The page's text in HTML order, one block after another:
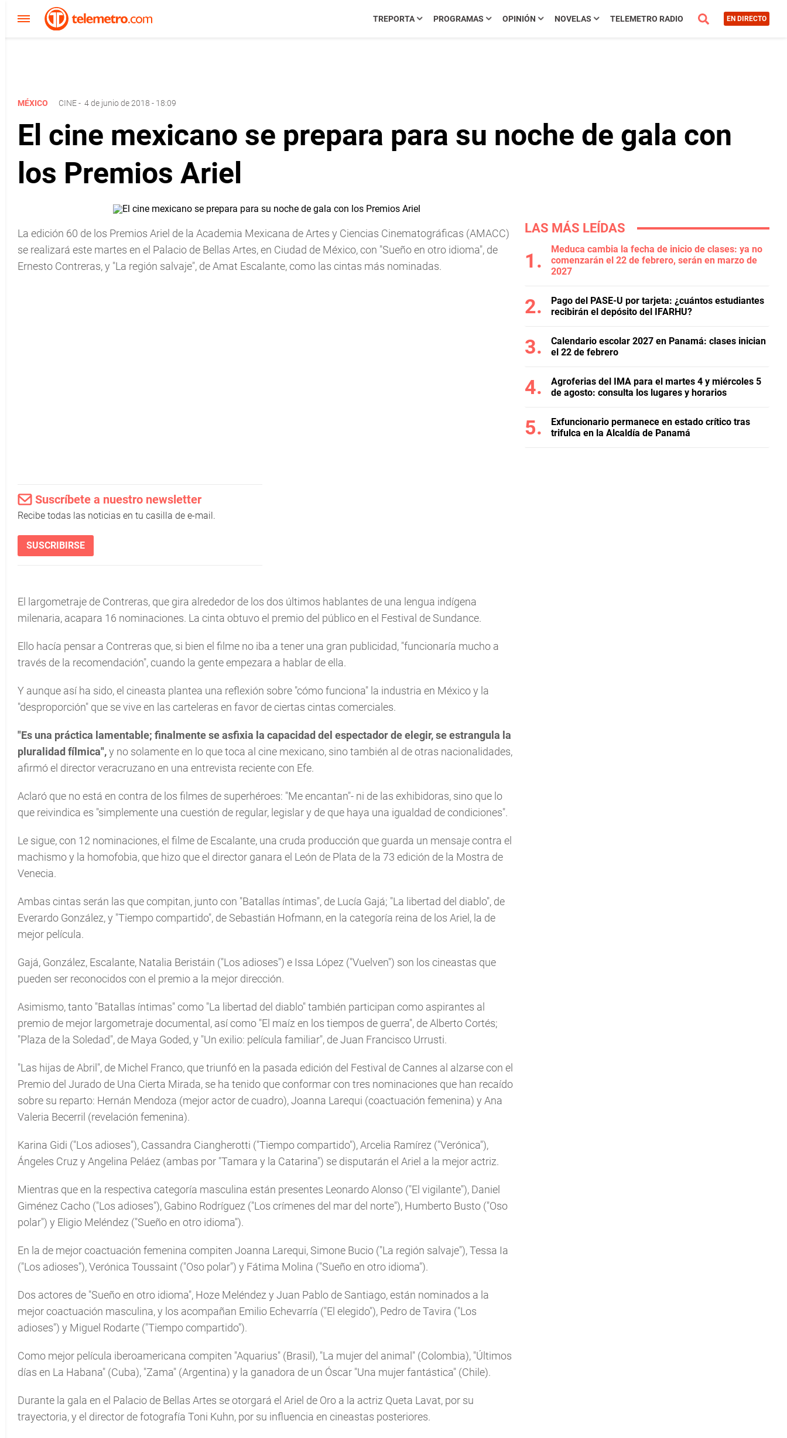
TREPORTA PROGRAMAS OPINIÓN NOVELAS TELEMETRO RADIO EN DIRECTO
MÉXICO CINE- 4 de junio de 2018 - 18:09
El cine mexicano se prepara para su noche de gala con
los Premios Ariel
La edición 60 de los Premios Ariel de la Academia Mexicana de Artes y Ciencias Cinematográficas (AMACC)
se realizará este martes en el Palacio de Bellas Artes, en Ciudad de México, con "Sueño en otro idioma", de
Ernesto Contreras, y "La región salvaje", de Amat Escalante, como las cintas más nominadas.
Suscríbete a nuestro newsletter
Recibe todas las noticias en tu casilla de e-mail.
SUSCRIBIRSE
El largometraje de Contreras, que gira alrededor de los dos últimos hablantes de una lengua indígena
milenaria, acapara 16 nominaciones. La cinta obtuvo el premio del público en el Festival de Sundance.
Ello hacía pensar a Contreras que, si bien el filme no iba a tener una gran publicidad, "funcionaría mucho a
través de la recomendación", cuando la gente empezara a hablar de ella.
Y aunque así ha sido, el cineasta plantea una reflexión sobre "cómo funciona" la industria en México y la
"desproporción" que se vive en las carteleras en favor de ciertas cintas comerciales.
"Es una práctica lamentable; finalmente se asfixia la capacidad del espectador de elegir, se estrangula la
pluralidad fílmica",y no solamente en lo que toca al cine mexicano, sino también al de otras nacionalidades,
afirmó el director veracruzano en una entrevista reciente con Efe.
Aclaró que no está en contra de los filmes de superhéroes: "Me encantan"- ni de las exhibidoras, sino que lo
que reivindica es "simplemente una cuestión de regular, legislar y de que haya una igualdad de condiciones".
Le sigue, con 12 nominaciones, el filme de Escalante, una cruda producción que guarda un mensaje contra el
machismo y la homofobia, que hizo que el director ganara el León de Plata de la 73 edición de la Mostra de
Venecia.
Ambas cintas serán las que compitan, junto con "Batallas íntimas", de Lucía Gajá; "La libertad del diablo", de
Everardo González, y "Tiempo compartido", de Sebastián Hofmann, en la categoría reina de los Ariel, la de
mejor película.
Gajá, González, Escalante, Natalia Beristáin ("Los adioses") e Issa López ("Vuelven") son los cineastas que
pueden ser reconocidos con el premio a la mejor dirección.
Asimismo, tanto "Batallas íntimas" como "La libertad del diablo" también participan como aspirantes al
premio de mejor largometraje documental, así como "El maíz en los tiempos de guerra", de Alberto Cortés;
"Plaza de la Soledad", de Maya Goded, y "Un exilio: película familiar", de Juan Francisco Urrusti.
"Las hijas de Abril", de Michel Franco, que triunfó en la pasada edición del Festival de Cannes al alzarse con el
Premio del Jurado de Una Cierta Mirada, se ha tenido que conformar con tres nominaciones que han recaído
sobre su reparto: Hernán Mendoza (mejor actor de cuadro), Joanna Larequi (coactuación femenina) y Ana
Valeria Becerril (revelación femenina).
Karina Gidi ("Los adioses"), Cassandra Ciangherotti ("Tiempo compartido"), Arcelia Ramírez ("Verónica"),
Ángeles Cruz y Angelina Peláez (ambas por "Tamara y la Catarina") se disputarán el Ariel a la mejor actriz.
Mientras que en la respectiva categoría masculina están presentes Leonardo Alonso ("El vigilante"), Daniel
Giménez Cacho ("Los adioses"), Gabino Rodríguez ("Los crímenes del mar del norte"), Humberto Busto ("Oso
polar") y Eligio Meléndez ("Sueño en otro idioma").
En la de mejor coactuación femenina compiten Joanna Larequi, Simone Bucio ("La región salvaje"), Tessa Ia
("Los adioses"), Verónica Toussaint ("Oso polar") y Fátima Molina ("Sueño en otro idioma").
Dos actores de "Sueño en otro idioma", Hoze Meléndez y Juan Pablo de Santiago, están nominados a la
mejor coactuación masculina, y los acompañan Emilio Echevarría ("El elegido"), Pedro de Tavira ("Los
adioses") y Miguel Rodarte ("Tiempo compartido").
Como mejor película iberoamericana compiten "Aquarius" (Brasil), "La mujer del animal" (Colombia), "Últimos
días en La Habana" (Cuba), "Zama" (Argentina) y la ganadora de un Óscar "Una mujer fantástica" (Chile).
Durante la gala en el Palacio de Bellas Artes se otorgará el Ariel de Oro a la actriz Queta Lavat, por su
trayectoria, y el director de fotografía Toni Kuhn, por su influencia en cineastas posteriores.
LAS MÁS LEÍDAS
Meduca cambia la fecha de inicio de clases: ya no
comenzarán el 22 de febrero, serán en marzo de
2027
Pago del PASE-U por tarjeta: ¿cuántos estudiantes
recibirán el depósito del IFARHU?
Calendario escolar 2027 en Panamá: clases inician
el 22 de febrero
Agroferias del IMA para el martes 4 y miércoles 5
de agosto: consulta los lugares y horarios
Exfuncionario permanece en estado crítico tras
trifulca en la Alcaldía de Panamá